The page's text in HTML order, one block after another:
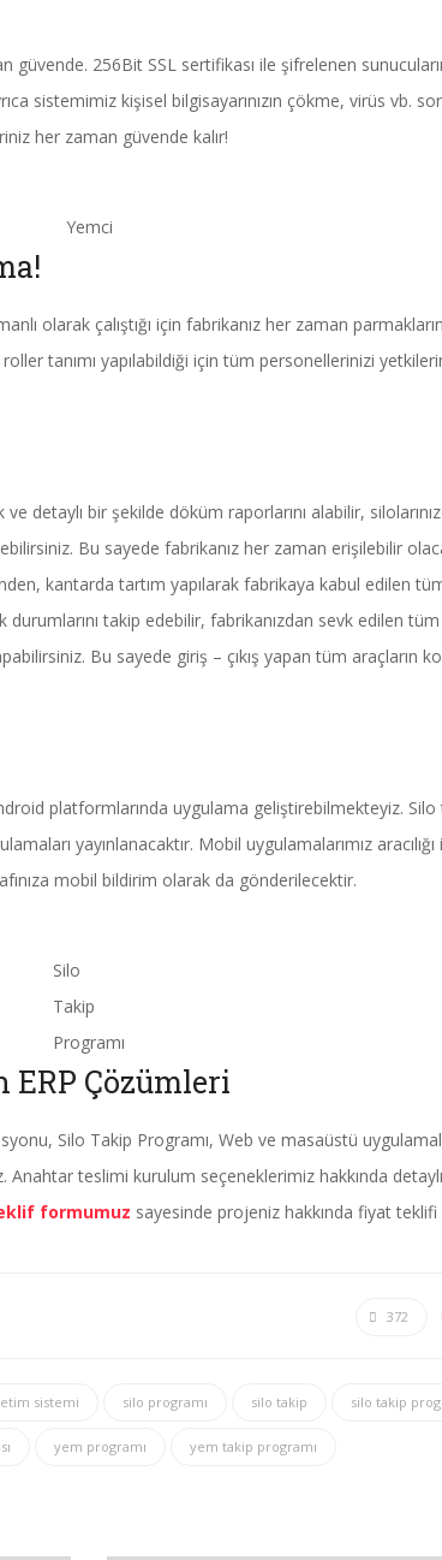
256Bit SSL sertifikası ile şifrelenen
sistemimiz kişisel bilgisayarınızın çökme, virüs vb.
her zaman güvende kalır!
Yemci
olarak çalıştığı için fabrikanız her zaman
roller tanımı yapılabildiği için tüm personellerinizi
detaylı bir şekilde döküm raporlarını alabilir,
Bu sayede fabrikanız her zaman erişilebilir
kantarda tartım yapılarak fabrikaya kabul edilen
durumlarını takip edebilir, fabrikanızdan sevk edilen
Bu sayede giriş – çıkış yapan tüm araçların
platformlarında uygulama geliştirebilmekteyiz. Silo
yayınlanacaktır. Mobil uygulamalarımız aracılığı
mobil bildirim olarak da gönderilecektir.
Silo
Takip
Programı
ERP Çözümleri
Silo Takip Programı, Web ve masaüstü
Anahtar teslimi kurulum seçeneklerimiz hakkında
formumuz sayesinde projeniz hakkında fiyat teklifi
372
sistemi silo programı silo takip silo takip
yem programı yem takip programı